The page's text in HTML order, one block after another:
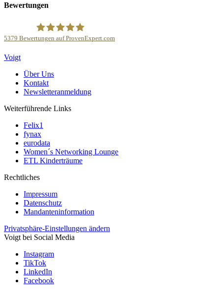
Bewertungen
5379 Bewertungen auf ProvenExpert.com
Voigt
Über Uns
Kontakt
Newsletteranmeldung
Weiterführende Links
Felix1
fynax
eurodata
Women´s Networking Lounge
ETL Kinderträume
Rechtliches
Impressum
Datenschutz
Mandanteninformation
Privatsphäre-Einstellungen ändern
Voigt bei Social Media
Instagram
TikTok
LinkedIn
Facebook